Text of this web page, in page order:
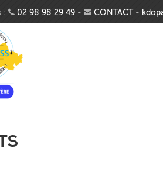
: 02 98 98 29 49 - CONTACT -